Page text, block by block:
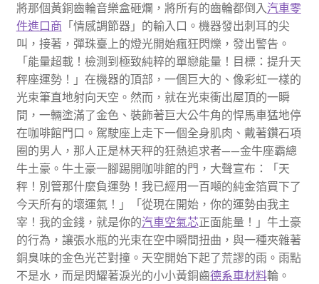
將那個黃銅齒輪音樂盒砸爛，將所有的齒輪都倒入汽車零
件進口商 「情感調節器」的輸入口。機器發出刺耳的尖
叫，接著，彈珠臺上的燈光開始瘋狂閃爍，發出警告。
「能量超載！檢測到極致純粹的單戀能量！目標：提升天
秤座運勢！」在機器的頂部，一個巨大的、像彩虹一樣的
光束筆直地射向天空。然而，就在光束衝出屋頂的一瞬
間，一輛塗滿了金色、裝飾著巨大公牛角的悍馬車猛地停
在咖啡館門口。駕駛座上走下一個全身肌肉、戴著鑽石項
圈的男人，那人正是林天秤的狂熱追求者——金牛座霸總
牛土豪。牛土豪一腳踢開咖啡館的門，大聲宣布：「天
秤！別管那什麼負運勢！我已經用一百噸的純金箔買下了
今天所有的壞運氣！」「從現在開始，你的運勢由我主
宰！我的金錢，就是你的汽車空氣芯正面能量！」牛土豪
的行為，讓張水瓶的光束在空中瞬間扭曲，與一種夾雜著
銅臭味的金色光芒對撞。天空開始下起了荒謬的雨。雨點
不是水，而是閃耀著淚光的小小黃銅齒德系車材料輪。